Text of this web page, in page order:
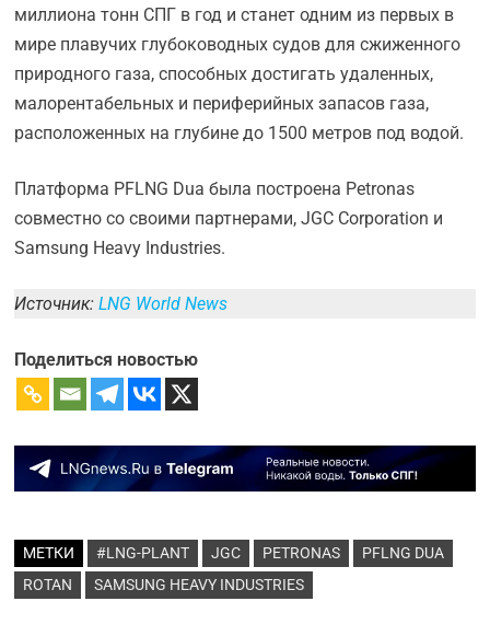
миллиона тонн СПГ в год и станет одним из первых в
мире плавучих глубоководных судов для сжиженного
природного газа, способных достигать удаленных,
малорентабельных и периферийных запасов газа,
расположенных на глубине до 1500 метров под водой.
Платформа PFLNG Dua была построена Petronas
совместно со своими партнерами, JGC Corporation и
Samsung Heavy Industries.
Источник:LNG World News
Поделиться новостью
МЕТКИ #LNG-PLANT JGC PETRONAS
PFLNG DUA
ROTAN
SAMSUNG HEAVY INDUSTRIES